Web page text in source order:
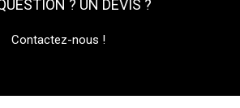
? UN DEVIS ?
Contactez-nous !